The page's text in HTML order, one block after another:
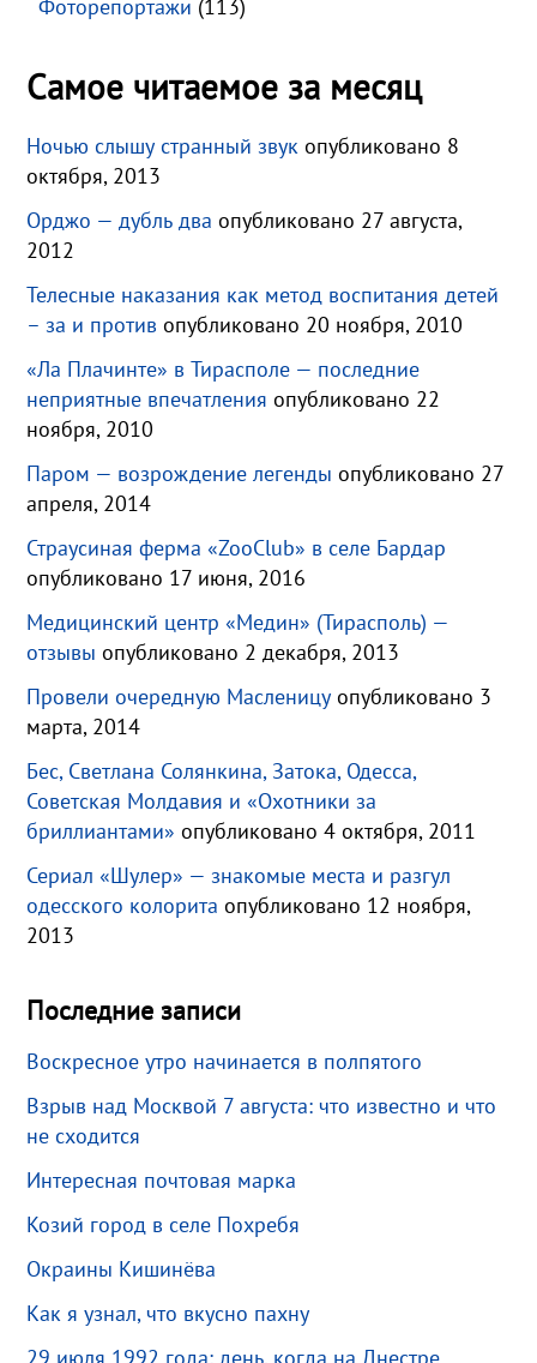
Фоторепортажи (113)
Самое читаемое за месяц
Ночью слышу странный звук опубликовано 8
октября, 2013
Орджо — дубль два опубликовано 27 августа,
2012
Телесные наказания как метод воспитания детей
– за и против опубликовано 20 ноября, 2010
«Ла Плачинте» в Тирасполе — последние
неприятные впечатления опубликовано 22
ноября, 2010
Паром — возрождение легенды опубликовано 27
апреля, 2014
Страусиная ферма «ZooClub» в селе Бардар
опубликовано 17 июня, 2016
Медицинский центр «Медин» (Тирасполь) —
отзывы опубликовано 2 декабря, 2013
Провели очередную Масленицу опубликовано 3
марта, 2014
Бес, Светлана Солянкина, Затока, Одесса,
Советская Молдавия и «Охотники за
бриллиантами» опубликовано 4 октября, 2011
Сериал «Шулер» — знакомые места и разгул
одесского колорита опубликовано 12 ноября,
2013
Последние записи
Воскресное утро начинается в полпятого
Взрыв над Москвой 7 августа: что известно и что
не сходится
Интересная почтовая марка
Козий город в селе Похребя
Окраины Кишинёва
Как я узнал, что вкусно пахну
29 июля 1992 года: день, когда на Днестре